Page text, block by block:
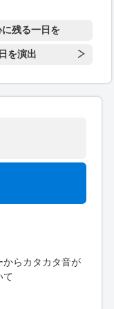
残る一日を
を演出
からカタカタ音が
て